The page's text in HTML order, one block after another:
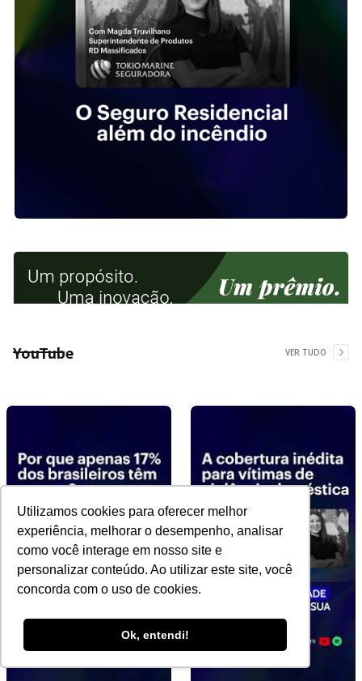
Utilizamos cookies para oferecer melhor
experiência, melhorar o desempenho, analisar
como você interage em nosso site e
personalizar conteúdo. Ao utilizar este site, você
concorda com o uso de cookies.
Ok, entendi!
YouTube VER TUDO